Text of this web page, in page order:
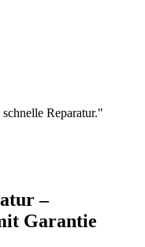
Reparatur."
–
Garantie